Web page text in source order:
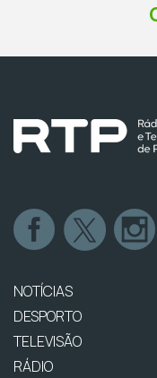
NOTÍCIAS
DESPORTO
TELEVISÃO
RÁDIO